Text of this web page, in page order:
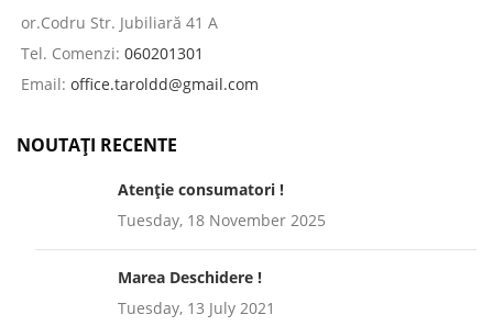
or.Codru Str. Jubiliară 41 A
Tel. Comenzi: 060201301
Email: office.taroldd@gmail.com
NOUTAȚI RECENTE
Atenție consumatori !
Tuesday, 18 November 2025
Marea Deschidere !
Tuesday, 13 July 2021